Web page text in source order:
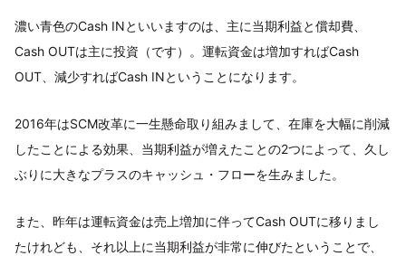
濃い青色のCash INといいますのは、主に当期利益と償却費、
Cash OUTは主に投資（です）。運転資金は増加すればCash
OUT、減少すればCash INということになります。
2016年はSCM改革に一生懸命取り組みまして、在庫を大幅に削減
したことによる効果、当期利益が増えたことの2つによって、久し
ぶりに大きなプラスのキャッシュ・フローを生みました。
また、昨年は運転資金は売上増加に伴ってCash OUTに移りまし
たけれども、それ以上に当期利益が非常に伸びたということで、